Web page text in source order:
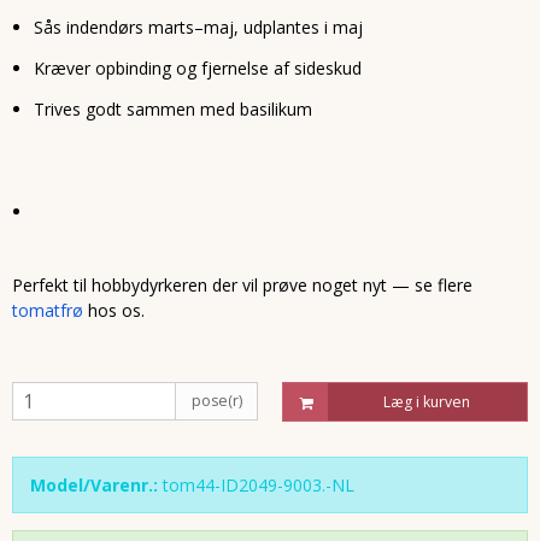
Sås indendørs marts–maj, udplantes i maj
Kræver opbinding og fjernelse af sideskud
Trives godt sammen med basilikum
Perfekt til hobbydyrkeren der vil prøve noget nyt — se flere
tomatfrø hos os.
pose(r) Læg i kurven
Model/Varenr.: tom44-ID2049-9003.-NL